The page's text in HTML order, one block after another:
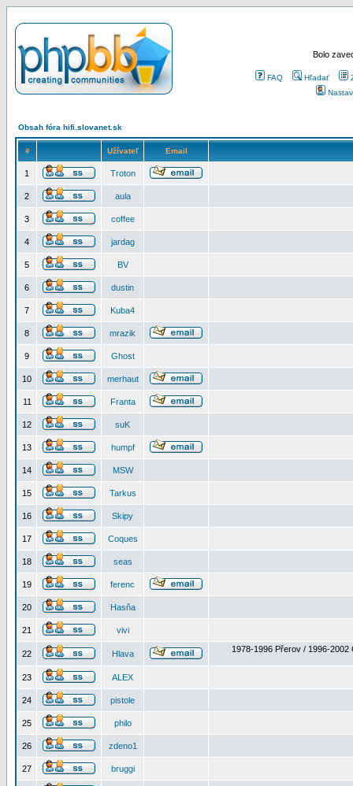
Bolo
FAQ Hľadať
Obsah fóra hifi.slovanet.sk
# Užívateľ Email
1 Troton
2 aula
3 coffee
4 jardag
5 BV
6 dustin
7 Kuba4
8 mrazik
9 Ghost
10 merhaut
11 Franta
12 suK
13 humpf
14 MSW
15 Tarkus
16 Skipy
17 Coques
18 seas
19 ferenc
20 Hasňa
21 vivi
22 Hlava 1978-1996 Přerov / 1996-2002
23 ALEX
24 pistole
25 philo
26 zdeno1
27 bruggi